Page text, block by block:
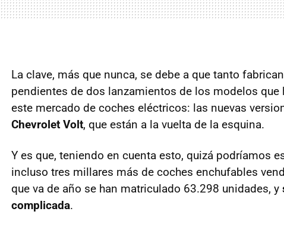
La clave, más que nunca, se debe a que tanto
pendientes de dos lanzamientos de los modelos
este mercado de coches eléctricos: las nuevas
Chevrolet Volt, que están a la vuelta de la esquina.
Y es que, teniendo en cuenta esto, quizá podríamos
incluso tres millares más de coches enchufables
que va de año se han matriculado 63.298 unidades, y
complicada.